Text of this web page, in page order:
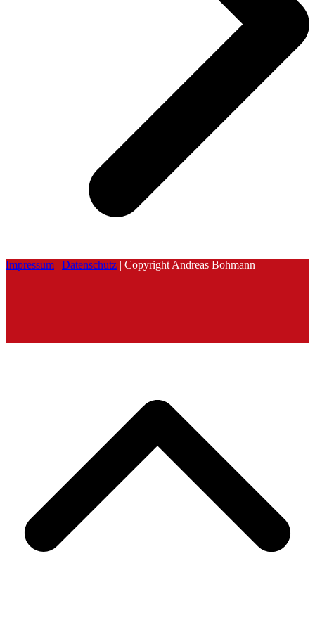
Impressum | Datenschutz | Copyright Andreas Bohmann |